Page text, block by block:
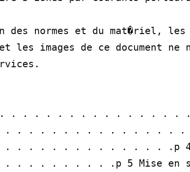
des normes et du mat�riel,
images de ce document ne
. . . . . . . . . . . . . . . . . .
. . . . . . . . . . . . . . . . .
. . . . . . . . . . . . .p 4
. . . . . . . .p 5 Mise en